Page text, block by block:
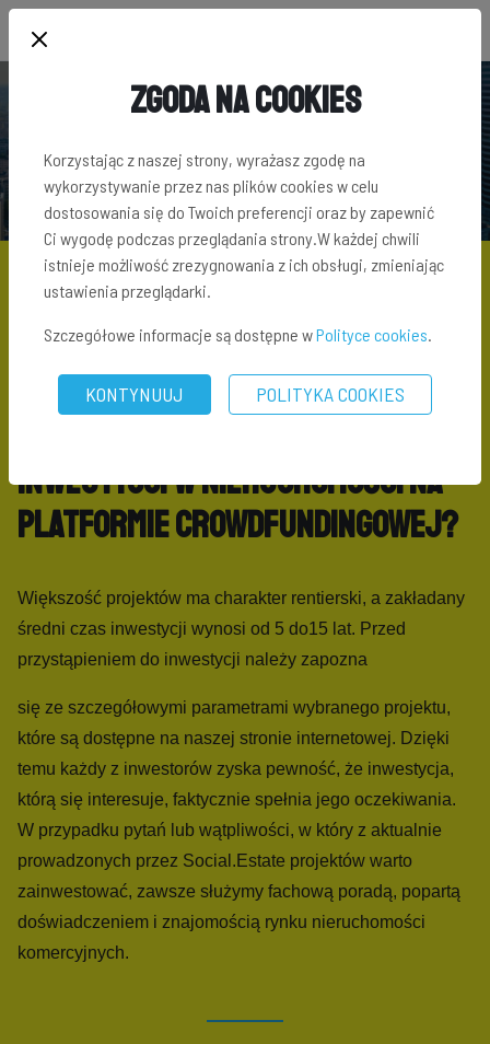
PYTANIA I ODPOWIEDZI
inwestycji w nieruchomości na
platformie crowdfundingowej?
Większość projektów ma charakter rentierski, a zakładany
średni czas inwestycji wynosi od 5 do15 lat. Przed
przystąpieniem do inwestycji należy zapozna
się ze szczegółowymi parametrami wybranego projektu,
które są dostępne na naszej stronie internetowej. Dzięki
temu każdy z inwestorów zyska pewność, że inwestycja,
którą się interesuje, faktycznie spełnia jego oczekiwania.
W przypadku pytań lub wątpliwości, w który z aktualnie
prowadzonych przez Social.Estate projektów warto
zainwestować, zawsze służymy fachową poradą, popartą
doświadczeniem i znajomością rynku nieruchomości
komercyjnych.
Zgoda na Cookies
Korzystając z naszej strony, wyrażasz zgodę na
wykorzystywanie przez nas plików cookies w celu
dostosowania się do Twoich preferencji oraz by zapewnić
Ci wygodę podczas przeglądania strony.W każdej chwili
istnieje możliwość zrezygnowania z ich obsługi, zmieniając
ustawienia przeglądarki.
Szczegółowe informacje są dostępne wPolityce cookies.
KONTYNUUJ POLITYKA COOKIES